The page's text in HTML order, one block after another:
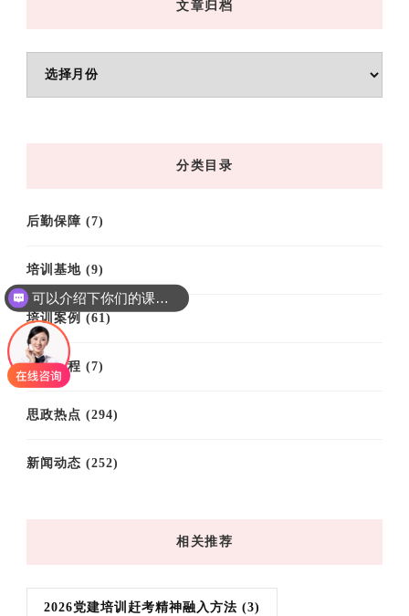
文章归档
章
分类目录
后勤保障 (7)
培训基地 (9)
培训案例 (61)
培训课程 (7)
思政热点 (294)
新闻动态 (252)
相关推荐
2026党建培训赶考精神融入方法 (3)
可以介绍下你们的课程吗？